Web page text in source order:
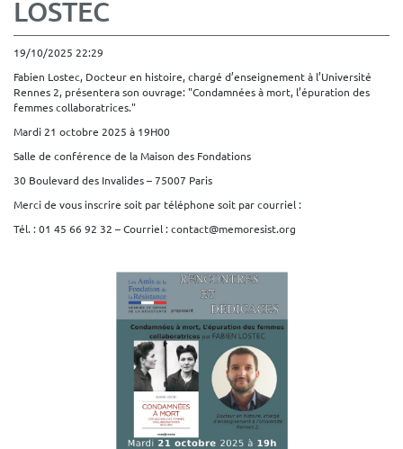
LOSTEC
19/10/2025 22:29
Fabien Lostec, Docteur en histoire, chargé d’enseignement à l’Université
Rennes 2, présentera son ouvrage: "Condamnées à mort, l’épuration des
femmes collaboratrices."
Mardi 21 octobre 2025 à 19H00
Salle de conférence de la Maison des Fondations
30 Boulevard des Invalides – 75007 Paris
Merci de vous inscrire soit par téléphone soit par courriel :
Tél. : 01 45 66 92 32 – Courriel : contact@memoresist.org